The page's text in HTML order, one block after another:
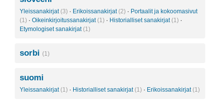
Yleissanakirjat (3) · Erikoissanakirjat (2) · Portaalit ja kokoomasivut
(1) · Oikeinkirjoitussanakirjat (1) · Historialliset sanakirjat (1) ·
Etymologiset sanakirjat (1)
sorbi (1)
suomi
Yleissanakirjat (1) · Historialliset sanakirjat (1) · Erikoissanakirjat (1)